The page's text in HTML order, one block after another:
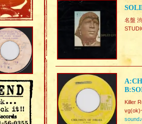
名盤
Killer
sound♪